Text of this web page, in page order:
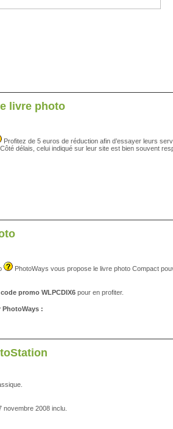
livre photo
Profitez de 5 euros de réduction afin d’essayer leurs
délais, celui indiqué sur leur site est bien souvent
PhotoWays vous propose le livre photo Compact
code promo WLPCDIX6 pour en profiter.
PhotoWays :
novembre 2008 inclu.